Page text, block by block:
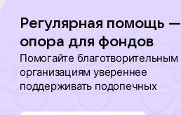
Регулярная помощь —
опора для фондов
Помогайте благотворительным
организациям увереннее
поддерживать подопечных